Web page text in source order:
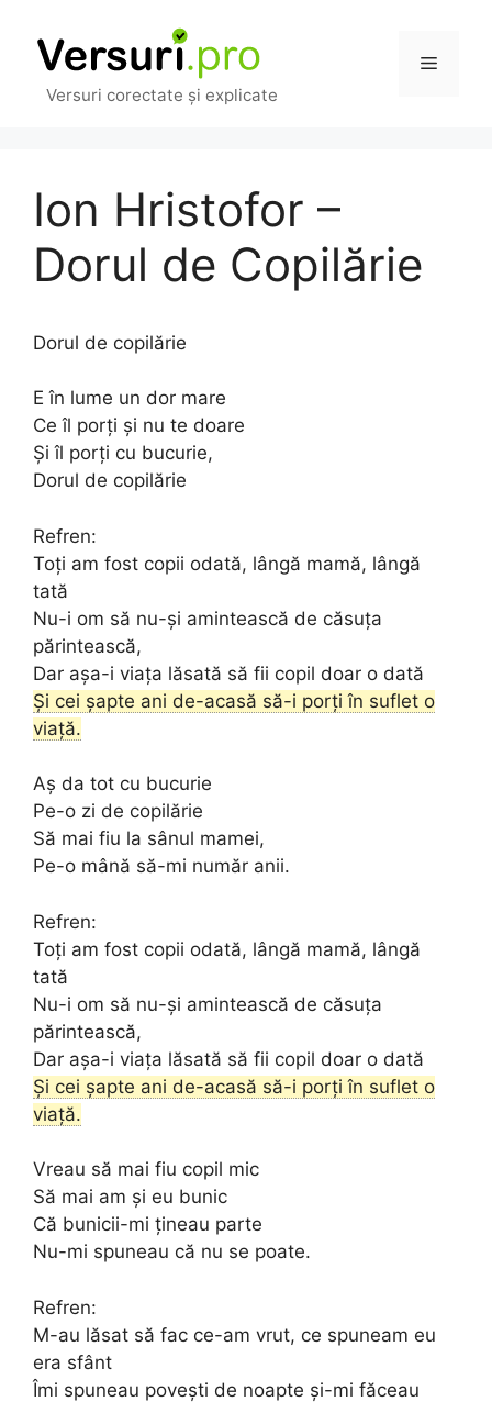
conținut
Versuri corectate și explicate
Meniu
Ion Hristofor –
Dorul de Copilărie
Dorul de copilărie
E în lume un dor mare
Ce îl porți și nu te doare
Și îl porți cu bucurie,
Dorul de copilărie
Refren:
Toți am fost copii odată, lângă mamă, lângă
tată
Nu-i om să nu-și amintească de căsuța
părintească,
Dar așa-i viața lăsată să fii copil doar o dată
Și cei șapte ani de-acasă să-i porți în suflet o
viață.
Aș da tot cu bucurie
Pe-o zi de copilărie
Să mai fiu la sânul mamei,
Pe-o mână să-mi număr anii.
Refren:
Toți am fost copii odată, lângă mamă, lângă
tată
Nu-i om să nu-și amintească de căsuța
părintească,
Dar așa-i viața lăsată să fii copil doar o dată
Și cei șapte ani de-acasă să-i porți în suflet o
viață.
Vreau să mai fiu copil mic
Să mai am și eu bunic
Că bunicii-mi țineau parte
Nu-mi spuneau că nu se poate.
Refren:
M-au lăsat să fac ce-am vrut, ce spuneam eu
era sfânt
Îmi spuneau povești de noapte și-mi făceau